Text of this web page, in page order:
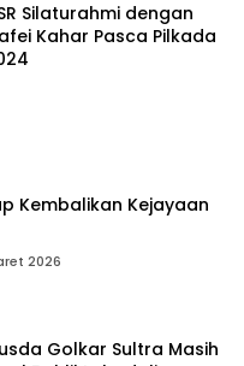
Silaturahmi dengan
Kahar Pasca Pilkada
Kembalikan Kejayaan
2026
Golkar Sultra Masih